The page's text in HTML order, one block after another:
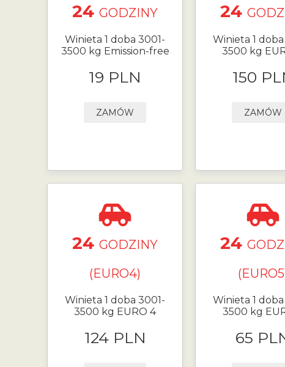
24GODZINY
Winieta 1 doba 3001-
3500 kg Emission-free
19 PLN
ZAMÓW
24
Winieta 1
3500 kg
150
ZAMÓW
24GODZINY
(EURO4)
Winieta 1 doba 3001-
3500 kg EURO 4
124 PLN
24
Winieta 1
3500 kg
65